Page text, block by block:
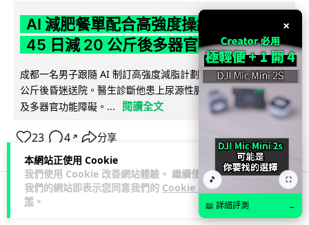
本網站正使用 Cookie
我們使用 Cookie 改善網站體驗。 繼續使用
我們的網站即表示您同意我們的 Cookie 政
策 。
AI 減肥餐單配合高強度操練 成都男
45 日減 20 公斤後多器官衰竭
成都一名男子跟隨 AI 制訂高強度減脂計劃，45 日內減去約 20
公斤後昏迷送院。醫生診斷他患上尿源性膿毒症、膿毒性休克
及多器官功能障礙。...
閱讀全文
23 4 ↗ 分享
3C科技
×
🎵 ⛶
📖 詳細評測 →